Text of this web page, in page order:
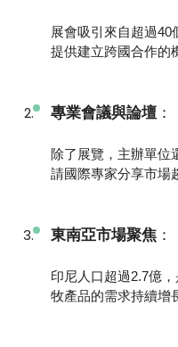
展會吸引來自超過
提供建立跨國合作的
專業會議與論壇 ：
除了展覽，主辦單位
請國際專家分享市場
東南亞市場聚焦 ：
印尼人口超過2.7億
牧產品的需求持續增